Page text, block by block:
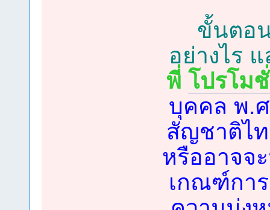
ขั้นตอ
อย่างไร
พี่โปรโม
บุคคล พ.
สัญชาติไ
หรืออาจจ
เกณฑ์กา